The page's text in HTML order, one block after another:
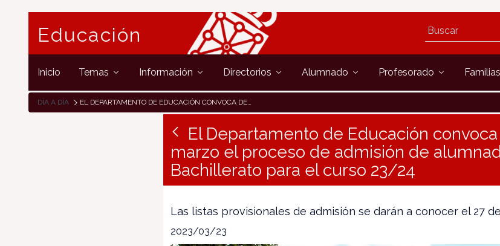
Educación
Inicio Temas Información Directorios Alumnado Profesorado Familias
DÍA A DÍA EL DEPARTAMENTO DE EDUCACIÓN CONVOCA DEL 27 AL 31 DE MARZO EL PROCESO DE ADMISIÓN DE ALUMNADO DE ESO Y BACHILLERATO PARA EL CURSO 23/24
El Departamento de Educación convoca
marzo el proceso de admisión de
Bachillerato para el curso 23/24
Las listas provisionales de admisión se darán a conocer el 27
2023/03/23